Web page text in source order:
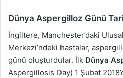
Dünya Aspergilloz Günü
İngiltere, Manchester’daki
Merkezi’ndeki hastalar,
günü oluşturdular. İlk Dünya
Aspergillosis Day) 1 Şubat